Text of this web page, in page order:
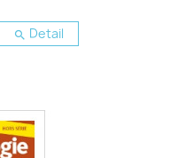
 Detail